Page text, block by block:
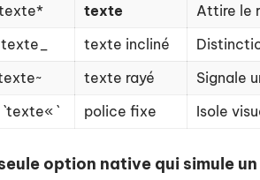
texte
Attire le
_texte_ texte incliné
texte rayé
Signale
`texte« ` police fixe Isole
option native qui simule